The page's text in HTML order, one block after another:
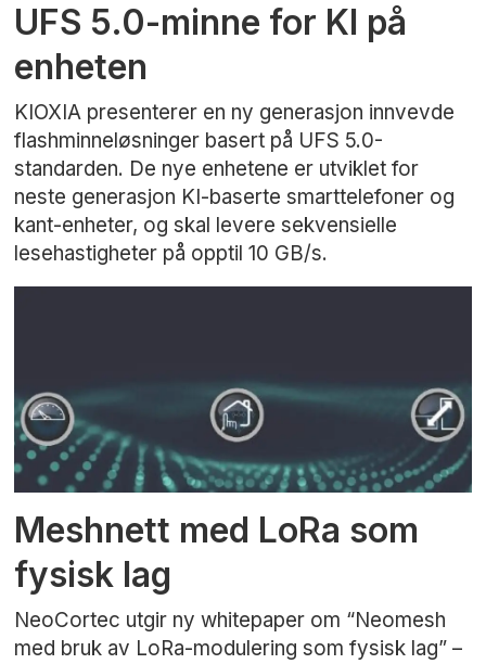
UFS 5.0-minne for KI på
enheten
KIOXIA presenterer en ny generasjon innvevde
flashminneløsninger basert på UFS 5.0-
standarden. De nye enhetene er utviklet for
neste generasjon KI-baserte smarttelefoner og
kant-enheter, og skal levere sekvensielle
lesehastigheter på opptil 10 GB/s.
Meshnett med LoRa som
fysisk lag
NeoCortec utgir ny whitepaper om “Neomesh
med bruk av LoRa-modulering som fysisk lag” –